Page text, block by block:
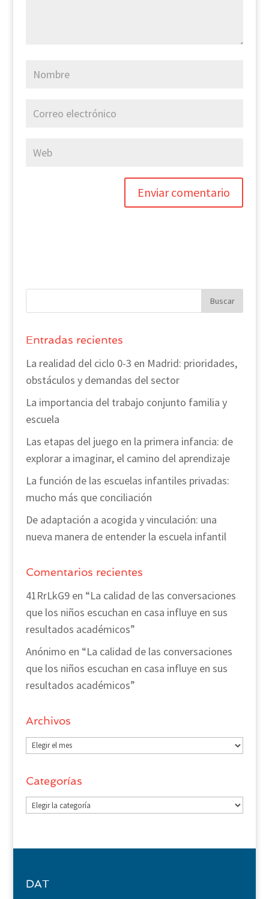
Entradas recientes
La realidad del ciclo 0-3 en Madrid: prioridades,
obstáculos y demandas del sector
La importancia del trabajo conjunto familia y
escuela
Las etapas del juego en la primera infancia: de
explorar a imaginar, el camino del aprendizaje
La función de las escuelas infantiles privadas:
mucho más que conciliación
De adaptación a acogida y vinculación: una
nueva manera de entender la escuela infantil
Comentarios recientes
41RrLkG9en “La calidad de las conversaciones
que los niños escuchan en casa influye en sus
resultados académicos”
Anónimo en “La calidad de las conversaciones
que los niños escuchan en casa influye en sus
resultados académicos”
Archivos
Archivos
Categorías
Categorías
DAT